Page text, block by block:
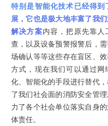
特别是智能化技术已经得到
展，它也是极大地丰富了我
解决方案内容，把原先靠人
查，以及设备预警报警后，
场确认等等这些存在盲区、
方式，现在我们可以通过网
化、智能化的手段进行替代
了我们社会面的消防安全管
力了各个社会单位落实自身
体责任。